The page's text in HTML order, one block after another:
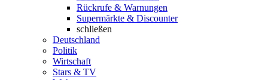
Rückrufe & Warnungen
Supermärkte & Discounter
schließen
Deutschland
Politik
Wirtschaft
Stars & TV